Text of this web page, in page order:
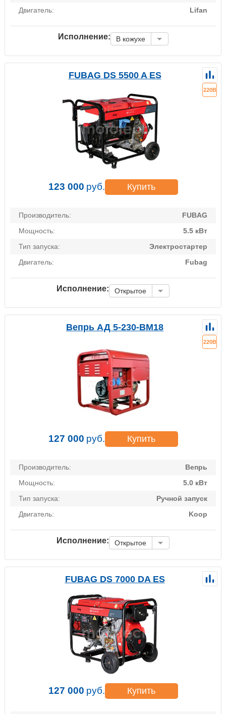
Двигатель:
Lifan
Исполнение: В кожухе
FUBAG DS 5500 A ES
220В
123 000 руб. Купить
Производитель:
FUBAG
Мощность:
5.5 кВт
Тип запуска:
Электростартер
Двигатель:
Fubag
Исполнение: Открытое
Вепрь АД 5-230-ВМ18
220В
127 000 руб. Купить
Производитель:
Вепрь
Мощность:
5.0 кВт
Тип запуска:
Ручной запуск
Двигатель:
Koop
Исполнение: Открытое
FUBAG DS 7000 DA ES
127 000 руб. Купить